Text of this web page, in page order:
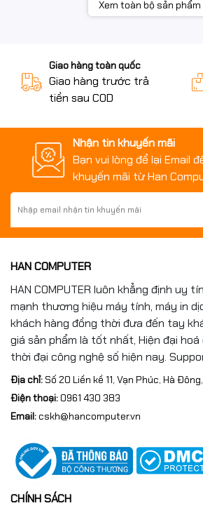
Xem toàn bộ sản phẩm
Giao hàng toàn quốc
Giao hàng trước trả
tiền sau COD
Nhận tin khuyến mãi
Bạn vui lòng để lại Email
khuyến mãi từ Han
HAN COMPUTER
HAN COMPUTER luôn khẳng định uy
mạnh thương hiệu máy tính, máy in
khách hàng đồng thời đưa đến tay
giá sản phẩm là tốt nhất, Hiện đại
thời đại công nghệ số hiện nay.
Địa chỉ:Số 20 Liền kề 11, Vạn Phúc, Hà
Điện thoại:0961 430 383
Email:cskh@hancomputer.vn
CHÍNH SÁCH